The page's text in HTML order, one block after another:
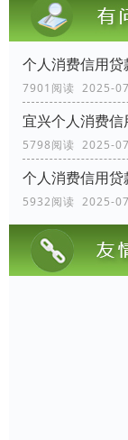
个人消费信用贷
7901阅读 2025-
宜兴个人消费
5798阅读 2025-
个人消费信用
5932阅读 2025-